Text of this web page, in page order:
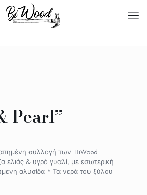
Pearl”
συλλογή των BiWood
ελιάς & υγρό γυαλί, με εσωτερική
αλυσίδα * Τα νερά του ξύλου